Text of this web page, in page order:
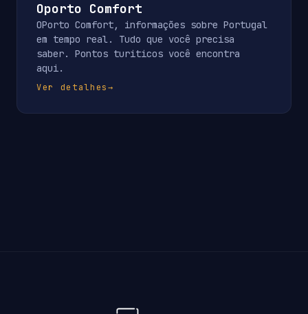
Oporto Comfort
OPorto Comfort, informações sobre Portugal
em tempo real. Tudo que você precisa
saber. Pontos turiticos você encontra
aqui.
Ver detalhes→